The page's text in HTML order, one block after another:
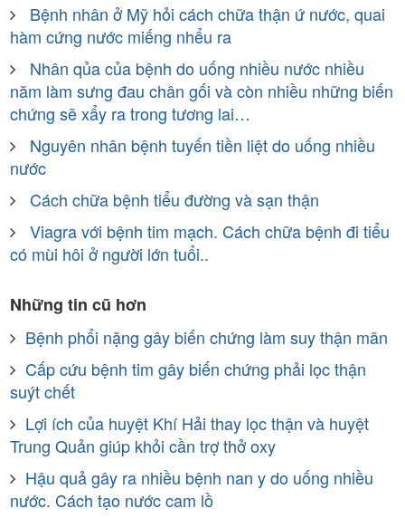
Bệnh nhân ở Mỹ hỏi cách chữa thận ứ nước, quai
hàm cứng nước miếng nhểu ra
Nhân qủa của bệnh do uống nhiều nước nhiều
năm làm sưng đau chân gối và còn nhiều những biến
chứng sẽ xẩy ra trong tương lai…
Nguyên nhân bệnh tuyến tiền liệt do uống nhiều
nước
Cách chữa bệnh tiểu đường và sạn thận
Viagra với bệnh tim mạch. Cách chữa bệnh đi tiểu
có mùi hôi ở người lớn tuổi..
Những tin cũ hơn
Bệnh phổi nặng gây biến chứng làm suy thận mãn
Cấp cứu bệnh tim gây biến chứng phải lọc thận
suýt chết
Lợi ích của huyệt Khí Hải thay lọc thận và huyệt
Trung Quản giúp khỏi cần trợ thở oxy
Hậu quả gây ra nhiều bệnh nan y do uống nhiều
nước. Cách tạo nước cam lồ